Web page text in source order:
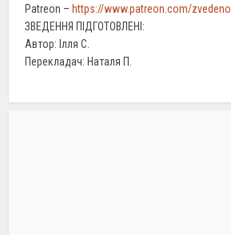
Patreon – https://www.patreon.com/zvedeno
ЗВЕДЕННЯ ПІДГОТОВЛЕНІ:
Автор: Ілля С.
Перекладач: Наталя П.